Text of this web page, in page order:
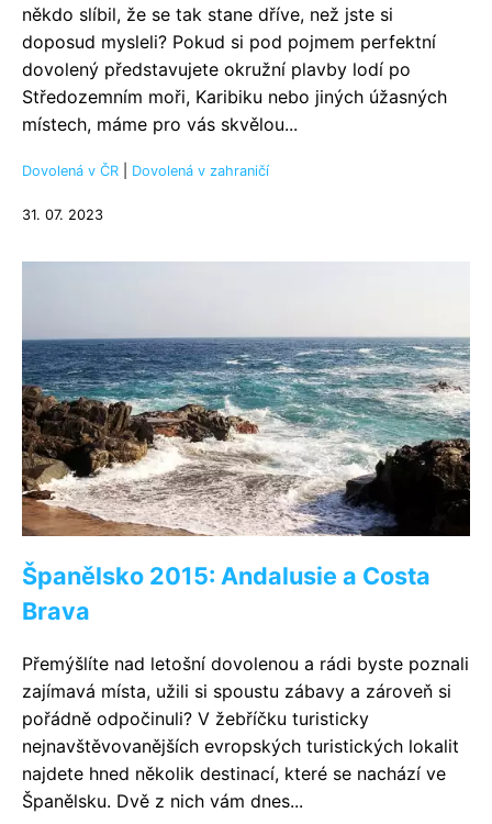
někdo slíbil, že se tak stane dříve, než jste si
doposud mysleli? Pokud si pod pojmem perfektní
dovolený představujete okružní plavby lodí po
Středozemním moři, Karibiku nebo jiných úžasných
místech, máme pro vás skvělou...
Dovolená v ČR Dovolená v zahraničí
31. 07. 2023
Španělsko 2015: Andalusie a Costa
Brava
Přemýšlíte nad letošní dovolenou a rádi byste poznali
zajímavá místa, užili si spoustu zábavy a zároveň si
pořádně odpočinuli? V žebříčku turisticky
nejnavštěvovanějších evropských turistických lokalit
najdete hned několik destinací, které se nachází ve
Španělsku. Dvě z nich vám dnes...